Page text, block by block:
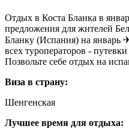
Отдых в Коста Бланка в
предложения для жителей
Бланку (Испания) на январь
всех туроператоров -
Позвольте себе отдых на
Виза в страну:
Шенгенская
Лучшее время для отдыха: